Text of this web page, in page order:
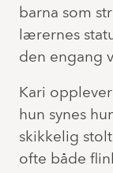
barna som
lærernes
den engang
Kari
hun synes
skikkelig
ofte både